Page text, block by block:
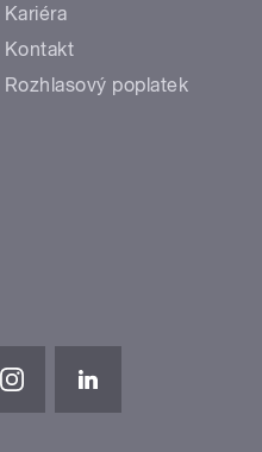
Kariéra
Kontakt
Rozhlasový poplatek